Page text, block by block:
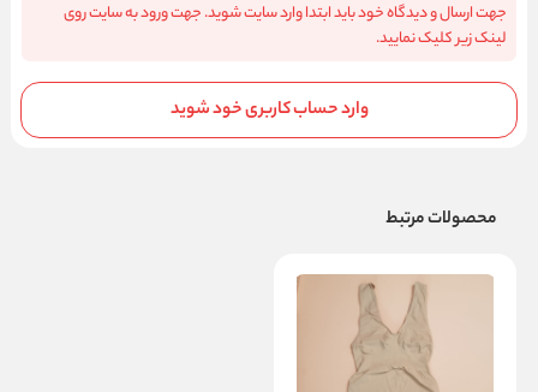
جهت ارسال و دیدگاه خود باید ابتدا وارد سایت شوید. جهت ورود به سایت روی
لینک زیر کلیک نمایید.
وارد حساب کاربری خود شوید
محصولات مرتبط